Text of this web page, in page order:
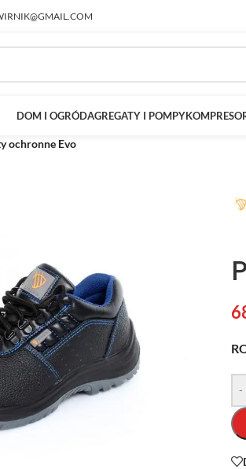
DOM I OGRÓDAGREGATY I POMPY
ochronne Evo
-